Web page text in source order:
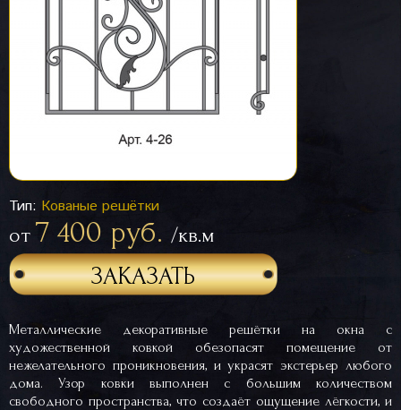
Тип: Кованые решётки
от 7 400 руб. /кв.м
ЗАКАЗАТЬ
Металлические декоративные решётки на окна с
художественной ковкой обезопасят помещение от
нежелательного проникновения, и украсят экстерьер любого
дома. Узор ковки выполнен с большим количеством
свободного пространства, что создаёт ощущение лёгкости, и